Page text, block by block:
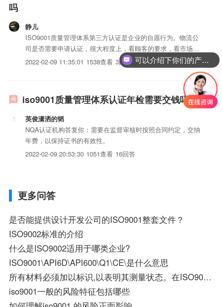
吗
静儿
ISO9001质量管理体系第三方认证是企业的自愿行为。物流公
司是否需要申请认证，很大程度上，看顾客的要求，看市场竞
争的要求，看公司管理者的意图。
2022-02-09 11:35:01 1538查看 3回答
iso9001质量管理体系认证年检需要交钱吗
英俊潇洒的韬
NQA认证机构答复你：需要在监督审核时按照合同约定，交纳
年费，以保持证书的有效性。
2022-02-09 20:53:30 1051查看 16回答
更多问答
是否能提供设计开发公司的ISO9001整套文件？
ISO9002标准的介绍
什么是ISO9002适用于哪类企业?
ISO9001\API6D\API600\Q1\CE\是什么意思
所有材料必须加以标识,以表明其测量状态。在ISO9001中，为什么是错的？
iso9001一般的风险特征包括哪些
可以介绍下你们的产品么？